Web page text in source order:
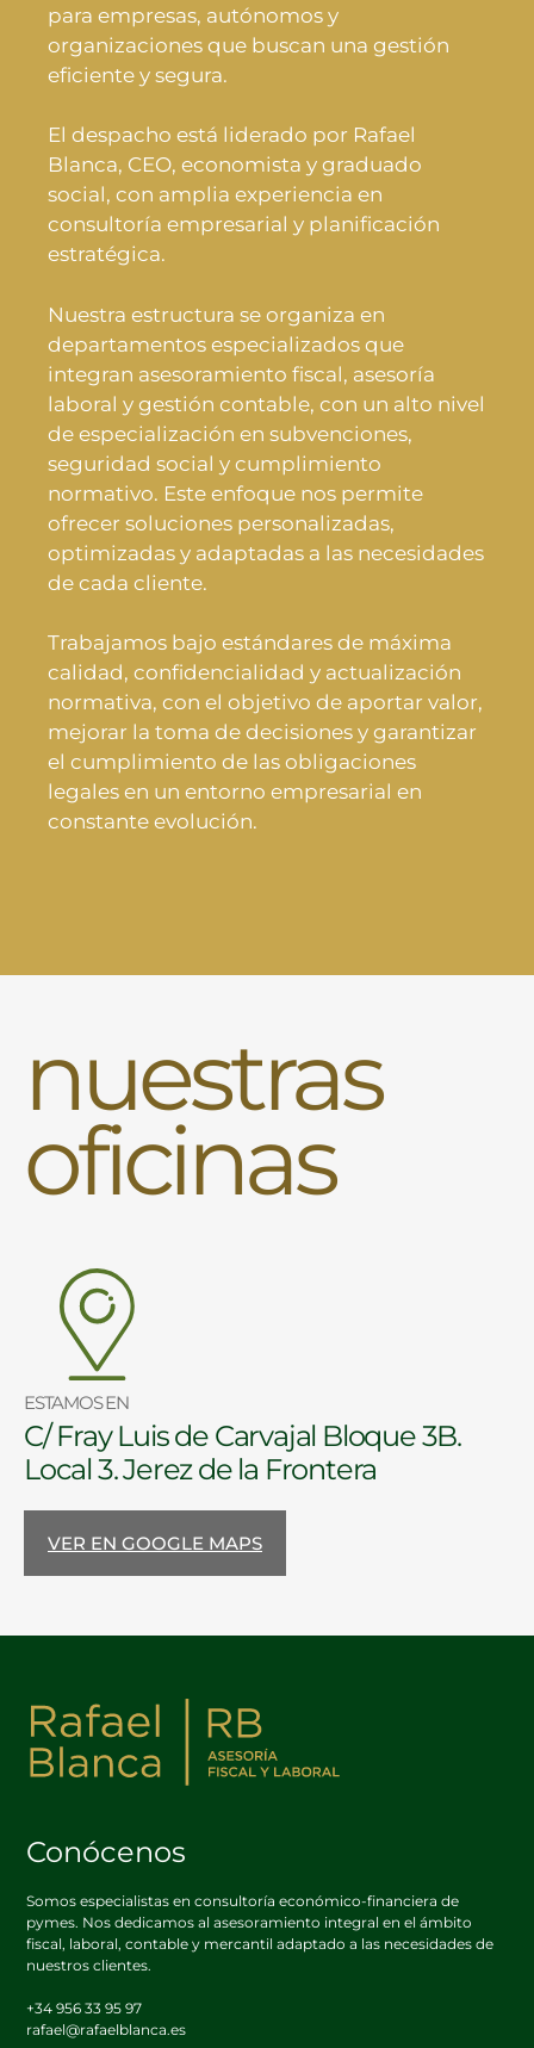
para empresas, autónomos y
organizaciones que buscan una gestión
eficiente y segura.
El despacho está liderado por Rafael
Blanca, CEO, economista y graduado
social, con amplia experiencia en
consultoría empresarial y planificación
estratégica.
Nuestra estructura se organiza en
departamentos especializados que
integran asesoramiento fiscal, asesoría
laboral y gestión contable, con un alto nivel
de especialización en subvenciones,
seguridad social y cumplimiento
normativo. Este enfoque nos permite
ofrecer soluciones personalizadas,
optimizadas y adaptadas a las necesidades
de cada cliente.
Trabajamos bajo estándares de máxima
calidad, confidencialidad y actualización
normativa, con el objetivo de aportar valor,
mejorar la toma de decisiones y garantizar
el cumplimiento de las obligaciones
legales en un entorno empresarial en
constante evolución.
nuestras
oficinas
ESTAMOS EN
C/ Fray Luis de Carvajal Bloque 3B.
Local 3. Jerez de la Frontera
VER EN GOOGLE MAPS
Conócenos
Somos especialistas en consultoría económico-financiera de
pymes. Nos dedicamos al asesoramiento integral en el ámbito
fiscal, laboral, contable y mercantil adaptado a las necesidades de
nuestros clientes.
+34 956 33 95 97
rafael@rafaelblanca.es